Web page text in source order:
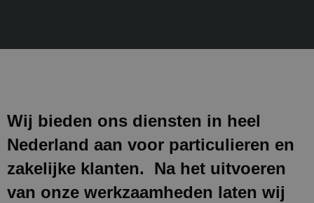
Wij bieden ons diensten in heel
Nederland aan voor particulieren en
zakelijke klanten. Na het uitvoeren
van onze werkzaamheden laten wij